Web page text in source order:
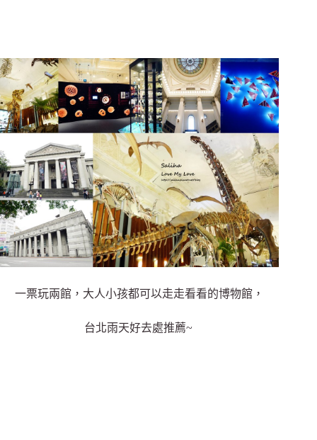
一票玩兩館，大人小孩都可以走走看看的博物館，
台北雨天好去處推薦~